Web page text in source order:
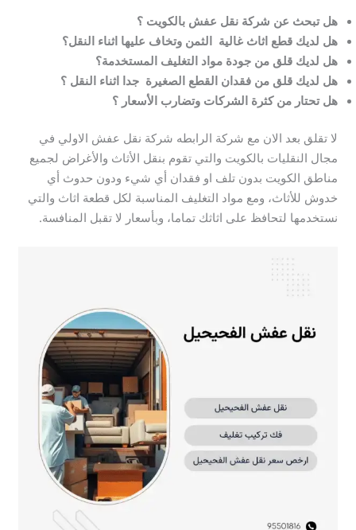
هل تبحث عن شركة نقل عفش بالكويت ؟
هل لديك قطع اثاث غالية الثمن وتخاف عليها اثناء النقل؟
هل لديك قلق من جودة مواد التغليف المستخدمة؟
هل لديك قلق من فقدان القطع الصغيرة جدا اثناء النقل ؟
هل تحتار من كثرة الشركات وتضاربالأسعار ؟
لا تقلق بعد الان مع شركة الرابطه شركة نقل عفش الاولي في
مجال النقليات بالكويت والتي تقوم بنقل الأثاث والأغراض لجميع
مناطق الكويت بدون تلف او فقدان أي شيء ودون حدوث أي
خدوش للأثاث، ومع مواد التغليف المناسبة لكل قطعة اثاث والتي
نستخدمها لتحافظ على اثاثك تماما، وبأسعار لا تقبل المنافسة.